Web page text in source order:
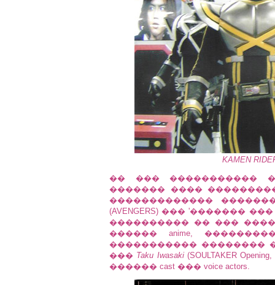
KAMEN
�� ��� �����������
������� ����
�������������
(AVENGERS) ��� '������� ���
���������� �� ���
������ anime,
����������� ��������
��� Taku Iwasaki(SOULTAKER
������ cast ��� voice actors.